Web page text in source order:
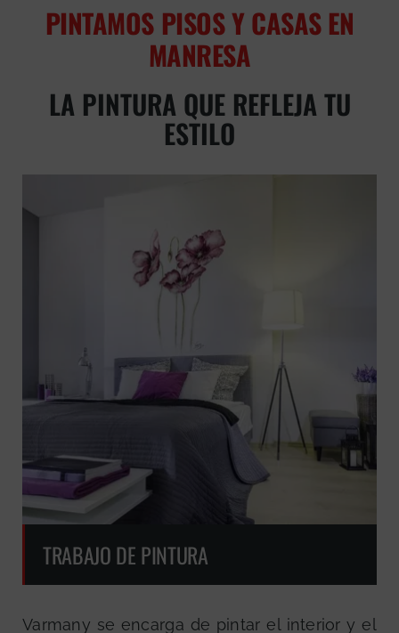
PINTAMOS PISOS Y CASAS EN
MANRESA
LA PINTURA QUE REFLEJA TU
ESTILO
TRABAJO DE PINTURA
Varmany se encarga de pintar el interior y el